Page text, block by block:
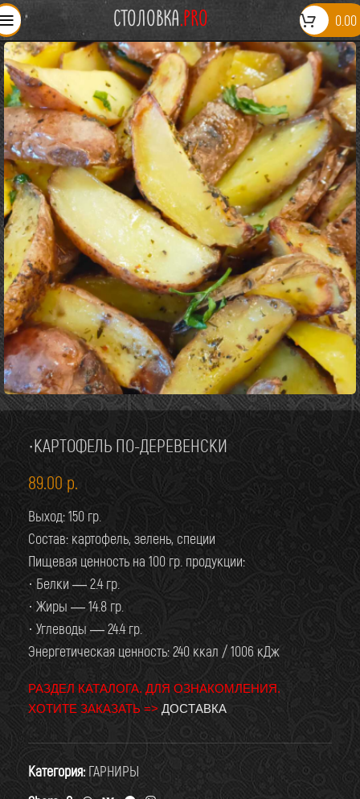
СТОЛОВКА.PRO 0.00
·КАРТОФЕЛЬ ПО-ДЕРЕВЕНСКИ
89.00 р.
Выход: 150 гр.
Состав: картофель, зелень, специи
Пищевая ценность на 100 гр. продукции:
· Белки — 2.4 гр.
· Жиры — 14.8 гр.
· Углеводы — 24.4 гр.
Энергетическая ценность: 240 ккал / 1006 кДж
РАЗДЕЛ КАТАЛОГА. ДЛЯ ОЗНАКОМЛЕНИЯ.
ХОТИТЕ ЗАКАЗАТЬ => ДОСТАВКА
Категория: ГАРНИРЫ